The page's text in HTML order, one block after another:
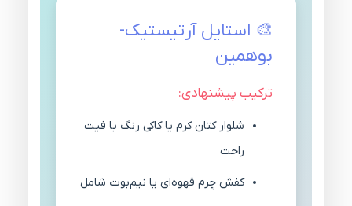
🎨 استایل آرتیستیک-
بوهمین
ترکیب پیشنهادی:
شلوار کتان کرم یا کاکی رنگ با فیت
راحت
کفش چرم قهوه‌ای یا نیم‌بوت شامل